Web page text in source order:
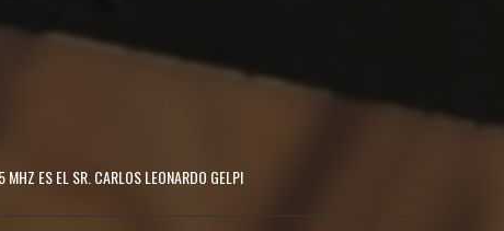
ES EL SR. CARLOS LEONARDO GELPI